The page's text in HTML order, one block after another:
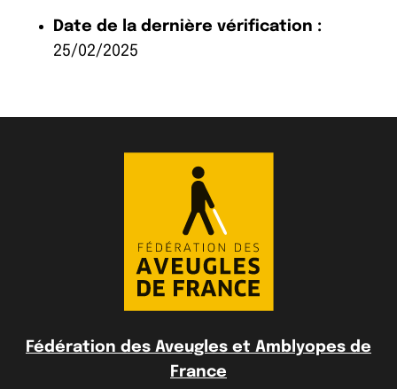
Date de la dernière vérification :
25/02/2025
Fédération des Aveugles et Amblyopes de
France